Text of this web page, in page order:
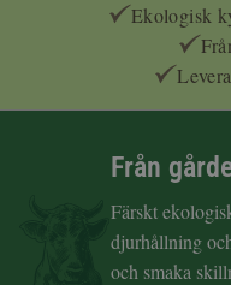
Ekologisk
Från
Färskt
djurhållning
och smaka